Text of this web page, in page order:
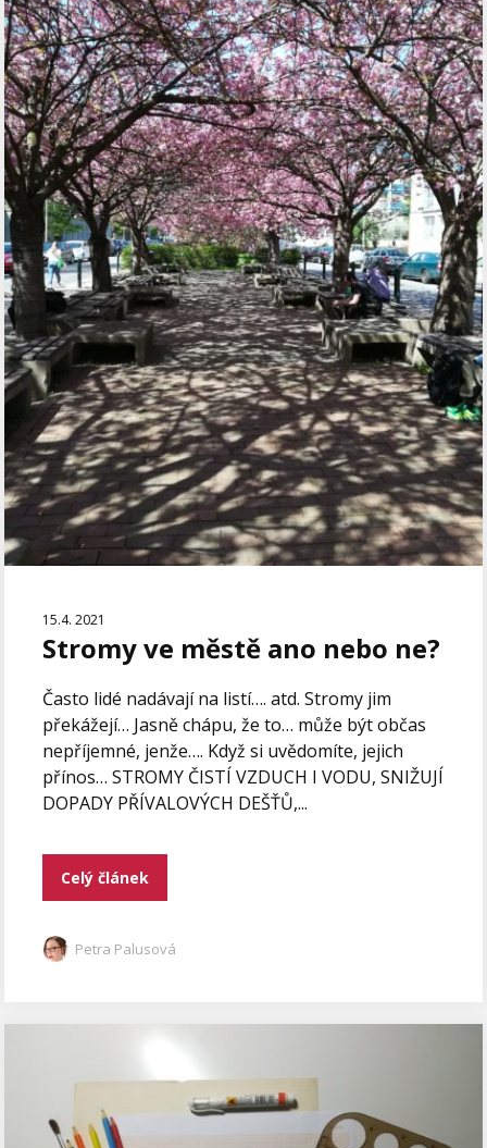
15.4. 2021
Stromy ve městě ano nebo ne?
Často lidé nadávají na listí…. atd. Stromy jim
překážejí… Jasně chápu, že to… může být občas
nepříjemné, jenže…. Když si uvědomíte, jejich
přínos… STROMY ČISTÍ VZDUCH I VODU, SNIŽUJÍ
DOPADY PŘÍVALOVÝCH DEŠŤŮ,...
Celý článek
Petra Palusová